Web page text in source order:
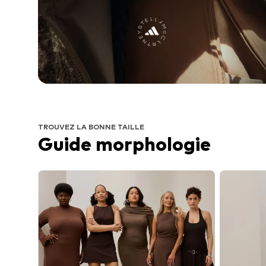
TROUVEZ LA BONNE TAILLE
Guide morphologie